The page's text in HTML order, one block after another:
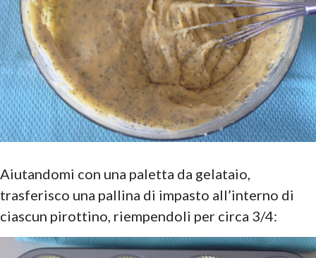
Aiutandomi con una paletta da gelataio,
trasferisco una pallina di impasto all’interno di
ciascun pirottino, riempendoli per circa 3/4: